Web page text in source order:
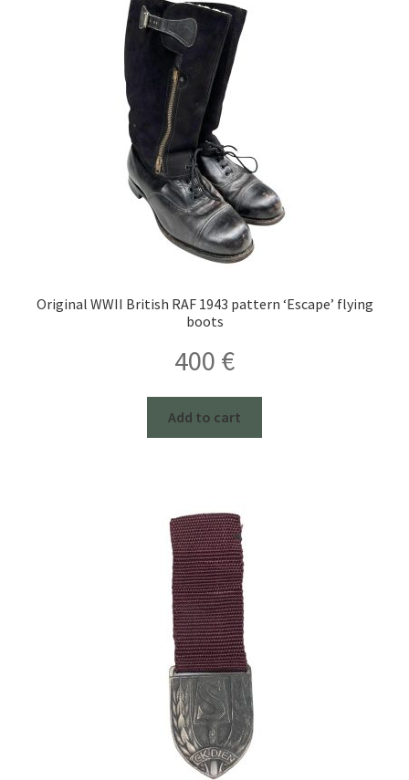
Original WWII British RAF 1943 pattern ‘Escape’ flying
boots
400 €
Add to cart